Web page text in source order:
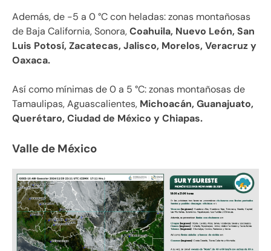
Además, de -5 a 0 °C con heladas: zonas montañosas
de Baja California, Sonora,Coahuila, Nuevo León, San
Luis Potosí, Zacatecas, Jalisco, Morelos, Veracruz y
Oaxaca.
Así como mínimas de 0 a 5 °C: zonas montañosas de
Tamaulipas, Aguascalientes, Michoacán, Guanajuato,
Querétaro, Ciudad de México y Chiapas.
Valle de México